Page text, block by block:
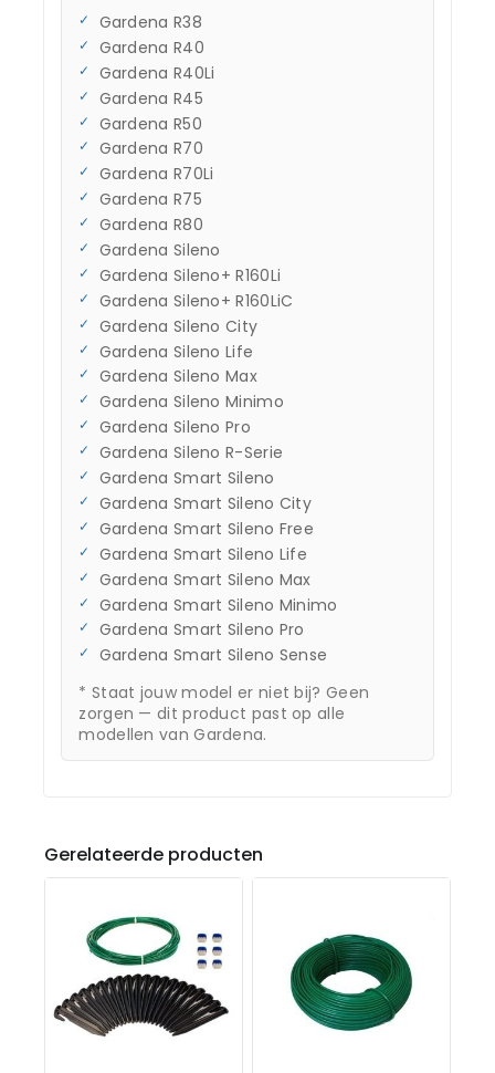
Gardena R38
Gardena R40
Gardena R40Li
Gardena R45
Gardena R50
Gardena R70
Gardena R70Li
Gardena R75
Gardena R80
Gardena Sileno
Gardena Sileno+ R160Li
Gardena Sileno+ R160LiC
Gardena Sileno City
Gardena Sileno Life
Gardena Sileno Max
Gardena Sileno Minimo
Gardena Sileno Pro
Gardena Sileno R-Serie
Gardena Smart Sileno
Gardena Smart Sileno City
Gardena Smart Sileno Free
Gardena Smart Sileno Life
Gardena Smart Sileno Max
Gardena Smart Sileno Minimo
Gardena Smart Sileno Pro
Gardena Smart Sileno Sense
* Staat jouw model er niet bij? Geen
zorgen — dit product past op alle
modellen van Gardena.
Gerelateerde producten